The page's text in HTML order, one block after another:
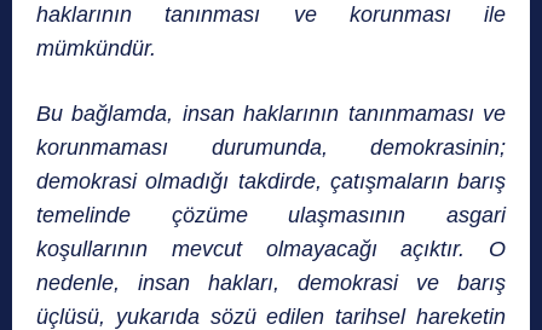
haklarının tanınması ve korunması ile
mümkündür.
Bu bağlamda, insan haklarının tanınmaması ve
korunmaması durumunda, demokrasinin;
demok­rasi olmadığı takdirde, çatışmaların barış
temelinde çözüme ulaşmasının asgari
koşullarının mevcut olmayacağı açıktır. O
nedenle, insan hakları, demokrasi ve barış
üçlüsü, yukarıda sözü edilen tarihsel hareketin